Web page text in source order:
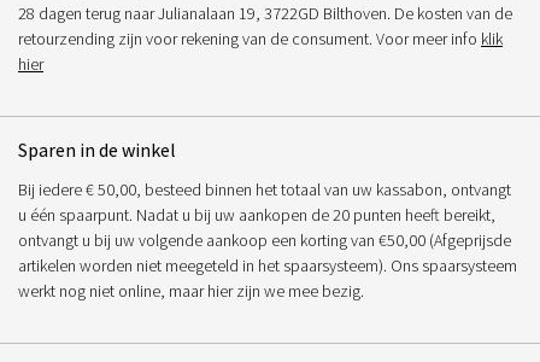
28 dagen terug naar Julianalaan 19, 3722GD Bilthoven. De kosten van de
retourzending zijn voor rekening van de consument. Voor meer info klik
hier
Sparen in de winkel
Bij iedere € 50,00, besteed binnen het totaal van uw kassabon, ontvangt
u één spaarpunt. Nadat u bij uw aankopen de 20 punten heeft bereikt,
ontvangt u bij uw volgende aankoop een korting van €50,00 (Afgeprijsde
artikelen worden niet meegeteld in het spaarsysteem). Ons spaarsysteem
werkt nog niet online, maar hier zijn we mee bezig.